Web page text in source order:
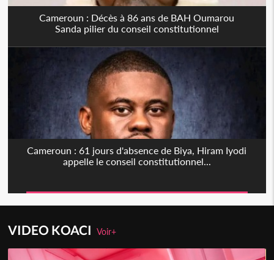
Cameroun : Décès à 86 ans de BAH Oumarou
Sanda pilier du conseil constitutionnel
Cameroun : 61 jours d'absence de Biya, Hiram Iyodi
appelle le conseil constitutionnel...
VIDEO KOACIVoir+